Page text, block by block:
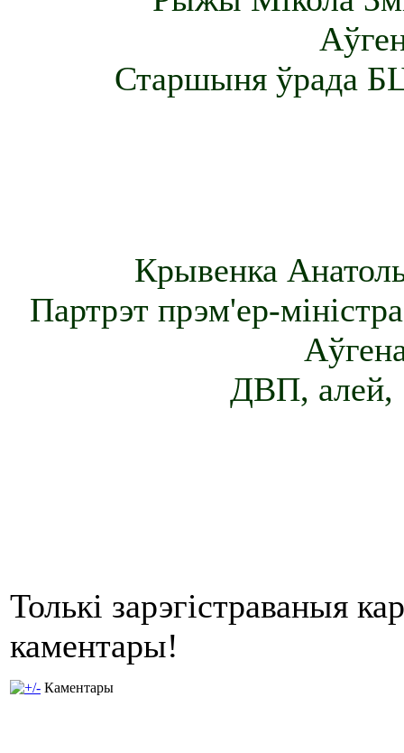
Старшыня ўрада
Крывенка
Партрэт прэм'ер-
ДВП, алей,
Толькі зарэгістраваныя
каментары!
Каментары